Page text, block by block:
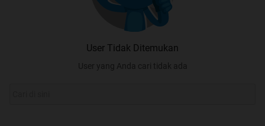
User Tidak Ditemukan
User yang Anda cari tidak ada